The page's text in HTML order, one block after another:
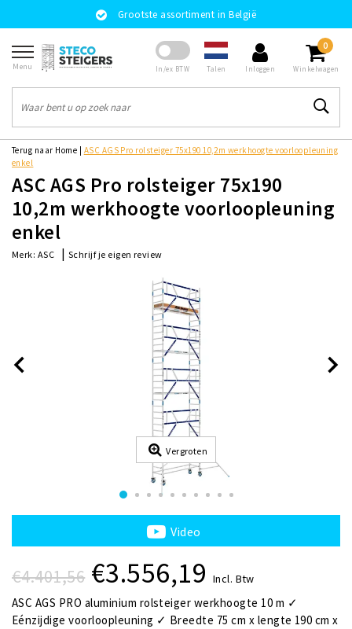
Grootste assortiment in België
Menu In/ex BTW Talen Inloggen
0
Winkelwagen
Terug naar Home
ASC AGS Pro rolsteiger 75x190 10,2m werkhoogte voorloopleuning
enkel
ASC AGS Pro rolsteiger 75x190
10,2m werkhoogte voorloopleuning
enkel
Merk: ASC | Schrijf je eigen review
Vergroten
Video
€4.401,56 €3.556,19 Incl. Btw
ASC AGS PRO aluminium rolsteiger werkhoogte 10 m ✓
Eénzijdige voorloopleuning ✓ Breedte 75 cm x lengte 190 cm x